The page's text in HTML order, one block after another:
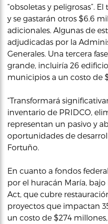
“obsoletas y peligrosas”.
y se gastarán otros $6.6
adicionales. Algunas de
adjudicadas por la
Generales. Una tercera
grande, incluiría 26
municipios a un costo de
“Transformará
inventario de PRIDCO,
representan un pasivo y
oportunidades de
Fortuño.
En cuanto a fondos
por el huracán María,
Act, que cubre
proyectos que impactan
un costo de $274